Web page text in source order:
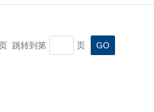
跳转到第 页